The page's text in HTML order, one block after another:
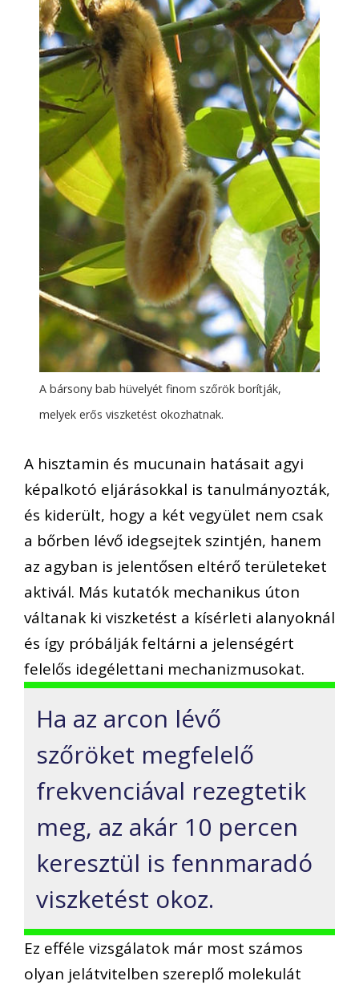
A bársony bab hüvelyét finom szőrök borítják,
melyek erős viszketést okozhatnak.
A hisztamin és mucunain hatásait agyi
képalkotó eljárásokkal is tanulmányozták,
és kiderült, hogy a két vegyület nem csak
a bőrben lévő idegsejtek szintjén, hanem
az agyban is jelentősen eltérő területeket
aktivál. Más kutatók mechanikus úton
váltanak ki viszketést a kísérleti alanyoknál
és így próbálják feltárni a jelenségért
felelős idegélettani mechanizmusokat.
Ha az arcon lévő
szőröket megfelelő
frekvenciával rezegtetik
meg, az akár 10 percen
keresztül is fennmaradó
viszketést okoz.
Ez efféle vizsgálatok már most számos
olyan jelátvitelben szereplő molekulát